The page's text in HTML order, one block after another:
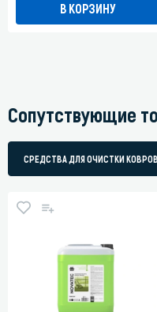
В КОРЗИНУ
Сопутствующие
СРЕДСТВА ДЛЯ ОЧИСТКИ